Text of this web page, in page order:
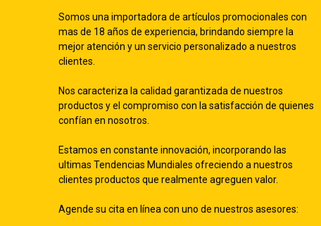
Somos una importadora de artículos promocionales con
mas de 18 años de experiencia, brindando siempre la
mejor atención y un servicio personalizado a nuestros
clientes.
Nos caracteriza la calidad garantizada de nuestros
productos y el compromiso con la satisfacción de quienes
confían en nosotros.
Estamos en constante innovación, incorporando las
ultimas Tendencias Mundiales ofreciendo a nuestros
clientes productos que realmente agreguen valor.
Agende su cita en línea con uno de nuestros asesores: